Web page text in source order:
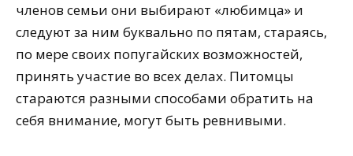
членов семьи они выбирают «любимца» и
следуют за ним буквально по пятам, стараясь,
по мере своих попугайских возможностей,
принять участие во всех делах. Питомцы
стараются разными способами обратить на
себя внимание, могут быть ревнивыми.